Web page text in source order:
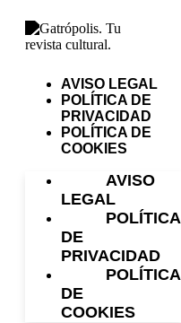
AVISO LEGAL
POLÍTICA DE
PRIVACIDAD
POLÍTICA DE
COOKIES
AVISO
LEGAL
POLÍTICA
DE
PRIVACIDAD
POLÍTICA
DE
COOKIES